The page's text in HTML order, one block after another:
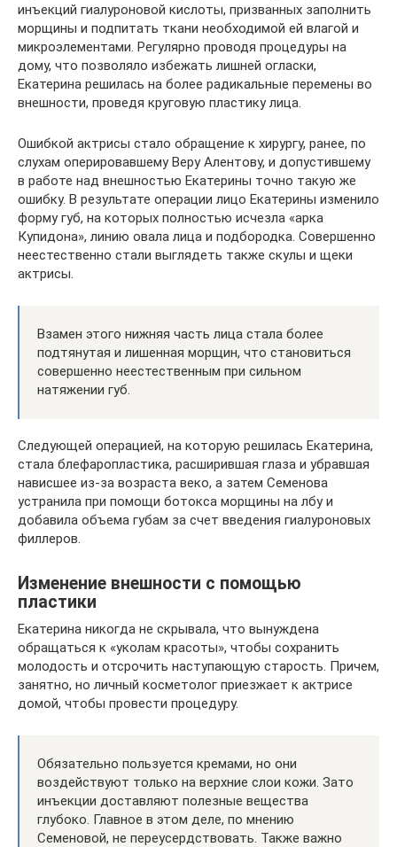
инъекций гиалуроновой кислоты, призванных заполнить
морщины и подпитать ткани необходимой ей влагой и
микроэлементами. Регулярно проводя процедуры на
дому, что позволяло избежать лишней огласки,
Екатерина решилась на более радикальные перемены во
внешности, проведя круговую пластику лица.
Ошибкой актрисы стало обращение к хирургу, ранее, по
слухам оперировавшему Веру Алентову, и допустившему
в работе над внешностью Екатерины точно такую же
ошибку. В результате операции лицо Екатерины изменило
форму губ, на которых полностью исчезла «арка
Купидона», линию овала лица и подбородка. Совершенно
неестественно стали выглядеть также скулы и щеки
актрисы.
Взамен этого нижняя часть лица стала более
подтянутая и лишенная морщин, что становиться
совершенно неестественным при сильном
натяжении губ.
Следующей операцией, на которую решилась Екатерина,
стала блефаропластика, расширившая глаза и убравшая
нависшее из-за возраста веко, а затем Семенова
устранила при помощи ботокса морщины на лбу и
добавила объема губам за счет введения гиалуроновых
филлеров.
Изменение внешности с помощью
пластики
Екатерина никогда не скрывала, что вынуждена
обращаться к «уколам красоты», чтобы сохранить
молодость и отсрочить наступающую старость. Причем,
занятно, но личный косметолог приезжает к актрисе
домой, чтобы провести процедуру.
Обязательно пользуется кремами, но они
воздействуют только на верхние слои кожи. Зато
инъекции доставляют полезные вещества
глубоко. Главное в этом деле, по мнению
Семеновой, не переусердствовать. Также важно